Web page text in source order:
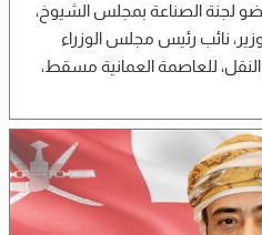
لجنة الصناعة بمجلس الشيوخ،
نائب رئيس مجلس الوزراء
للعاصمة العمانية مسقط،